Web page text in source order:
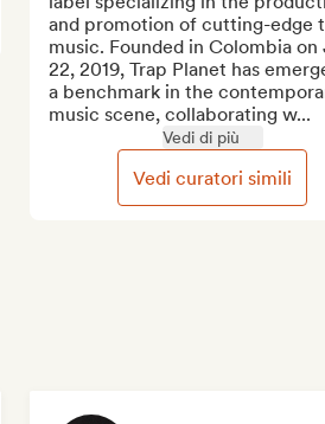
and promotion of cutting-edge
music. Founded in Colombia on
22, 2019, Trap Planet has
a benchmark in the
music scene, collaborating w...
Vedi di più
Vedi curatori simili